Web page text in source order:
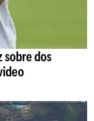
sobre dos